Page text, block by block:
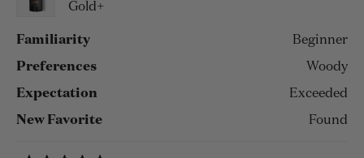
Gold+
Familiarity Beginner
Preferences Woody
Expectation Exceeded
New Favorite Found